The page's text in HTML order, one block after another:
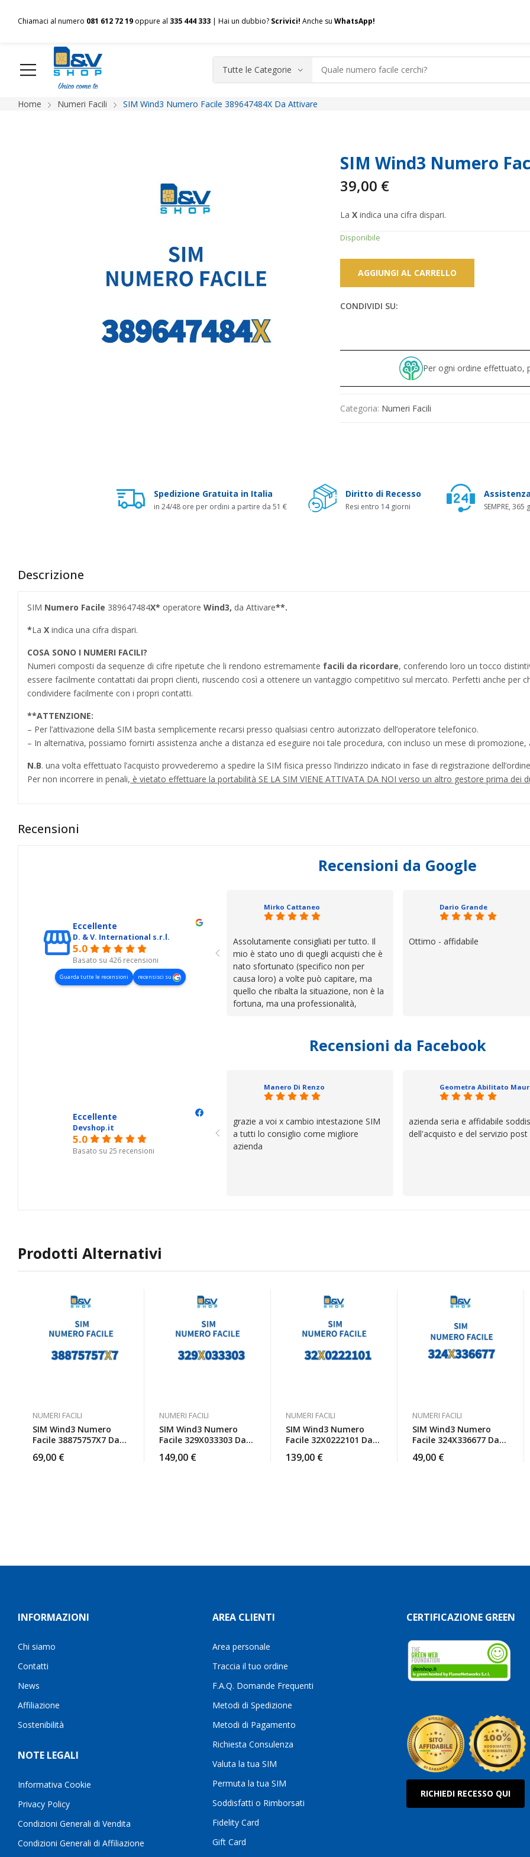
Chiamaci al numero 081 612 72 19 oppure al 335 444 333 | Hai un dubbio? Scrivici! Anche su WhatsApp!
HOME Chi siamo Shop Spedizioni Pagamenti F.A.Q. Contatti
Home Numeri Facili SIM Wind3 Numero Facile 389647484X Da Attivare
SIM Wind3 Numero
39,00 €
La X indica una cifra dispari.
Disponibile
AGGIUNGI AL CARRELLO
CONDIVIDI SU:
Per ogni ordine effettuato,
Categoria: Numeri Facili
Spedizione Gratuita in Italia
in 24/48 ore per ordini a partire da 51 €
Diritto di Recesso
Resi entro 14 giorni SEMPRE, 365
Descrizione
SIM Numero Facile 389647484X* operatore Wind3, da Attivare**.
*La X indica una cifra dispari.
COSA SONO I NUMERI FACILI?
Numeri composti da sequenze di cifre ripetute che li rendono estremamente facili da ricordare, conferendo loro un tocco
essere facilmente contattati dai propri clienti, riuscendo così a ottenere un vantaggio competitivo sul mercato. Perfetti anche per
condividere facilmente con i propri contatti.
**ATTENZIONE:
– Per l’attivazione della SIM basta semplicemente recarsi presso qualsiasi centro autorizzato dell’operatore telefonico.
– In alternativa, possiamo fornirti assistenza anche a distanza ed eseguire noi tale procedura, con incluso un mese di promozione,
N.B. una volta effettuato l’acquisto provvederemo a spedire la SIM fisica presso l’indirizzo indicato in fase di registrazione
Per non incorrere in penali, è vietato effettuare la portabilità SE LA SIM VIENE ATTIVATA DA NOI verso un altro gestore prima dei
Recensioni
Recensioni da Google
Eccellente
D. & V. International s.r.l.
5.0
Basato su 426 recensioni
Guarda tutte le recensioni recensisci su
Mirko Cattaneo
Assolutamente consigliati per tutto. Il
mio è stato uno di quegli acquisti che è
nato sfortunato (specifico non per
causa loro) a volte può capitare, ma
quello che ribalta la situazione, non è la
fortuna, ma una professionalità,
cose. Be', io qui è proprio quello che ho
trovato, un atteggiamento che va oltre
se avete bisogno siete in ottime mani.
Dario Grande
Ottimo - affidabile
Recensioni da Facebook
Eccellente
Devshop.it
5.0
Basato su 25 recensioni
Manero Di Renzo
grazie a voi x cambio intestazione SIM
a tutti lo consiglio come migliore
azienda
azienda seria e affidabile
dell'acquisto e del servizio post
Prodotti Alternativi
NUMERI FACILI
SIM Wind3 Numero
Facile 38875757X7 Da
69,00 €
NUMERI FACILI
SIM Wind3 Numero
Facile 329X033303 Da
149,00 €
NUMERI FACILI
SIM Wind3 Numero
Facile 32X0222101 Da
139,00 €
NUMERI FACILI
SIM Wind3 Numero
Facile 324X336677 Da
49,00 €
INFORMAZIONI
Chi siamo
Contatti
News
Affiliazione
Sostenibilità
NOTE LEGALI
Informativa Cookie
Privacy Policy
Condizioni Generali di Vendita
Condizioni Generali di Affiliazione
AREA CLIENTI
Area personale
Traccia il tuo ordine
F.A.Q. Domande Frequenti
Metodi di Spedizione
Metodi di Pagamento
Richiesta Consulenza
Valuta la tua SIM
Permuta la tua SIM
Soddisfatti o Rimborsati
Fidelity Card
Gift Card
CERTIFICAZIONE GREEN
RICHIEDI RECESSO QUI